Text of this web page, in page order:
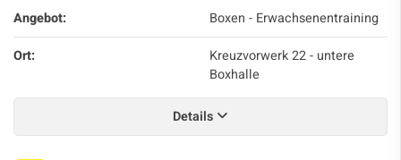
Angebot:
Boxen - Erwachsenentraining
Ort:
Kreuzvorwerk 22 - untere
Boxhalle
Details